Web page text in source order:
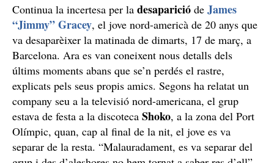
Continua la incertesa per la desaparició de James
“Jimmy” Gracey, el jove nord-americà de 20 anys que
va desaparèixer la matinada de dimarts, 17 de març, a
Barcelona. Ara es van coneixent nous detalls dels
últims moments abans que se’n perdés el rastre,
explicats pels seus propis amics. Segons ha relatat un
company seu a la televisió nord-americana, el grup
estava de festa a la discoteca Shoko, a la zona del Port
Olímpic, quan, cap al final de la nit, el jove es va
separar de la resta. “Malauradament, es va separar del